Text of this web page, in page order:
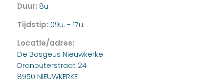
Duur: 8u.
Tijdstip: 09u. - 17u.
Locatie/adres:
De Bosgeus Nieuwkerke
Dranouterstraat 24
8950 NIEUWKERKE